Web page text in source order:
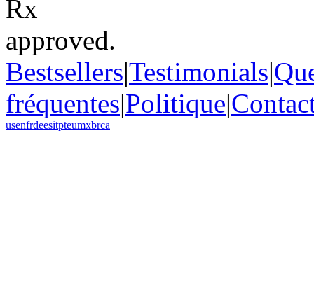
Bestsellers|Testimonials|
fréquentes|Politique|
usenfrdeesitpteumxbrca